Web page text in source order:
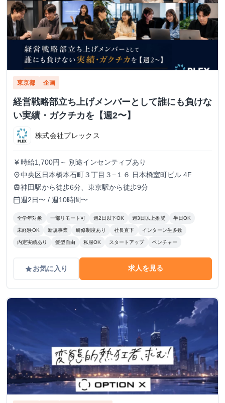
東京都 企画
経営戦略部立ち上げメンバーとして誰にも負けな
い実績・ガクチカを【週2〜】
株式会社プレックス
currency_yen 時給1,700円～ 別途インセンティブあり
place中央区日本橋本石町３丁目３−１６ 日本橋室町ビル 4F
train神田駅から徒歩6分、東京駅から徒歩9分
calendar_today週2日〜 / 週10時間〜
全学年対象 一部リモート可 週2日以下OK 週3日以上推奨 半日OK
未経験OK 新規事業 研修制度あり 社長直下 インターン生多数
内定実績あり 髪型自由 私服OK スタートアップ ベンチャー
gradeお気に入り 求人を見る